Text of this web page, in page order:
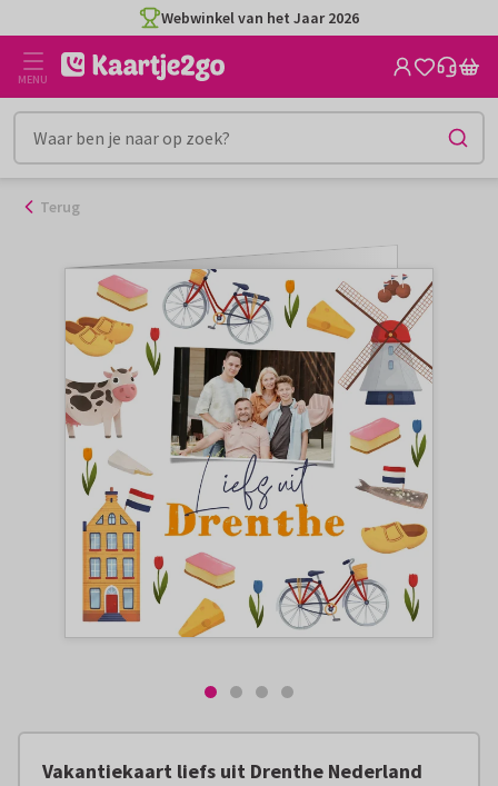
naar
inhoud
Webwinkel van het Jaar 2026
MENU
Terug
Vakantiekaart liefs uit Drenthe Nederland